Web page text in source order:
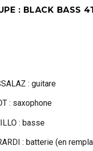
: BLACK BASS
: guitare
: saxophone
: basse
: batterie (en